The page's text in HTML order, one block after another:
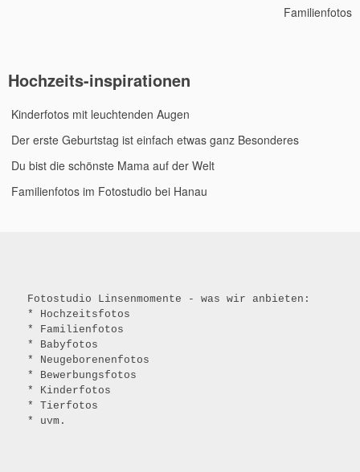
Familienfotos
Hochzeits-inspirationen
Kinderfotos mit leuchtenden Augen
Der erste Geburtstag ist einfach etwas ganz Besonderes
Du bist die schönste Mama auf der Welt
Familienfotos im Fotostudio bei Hanau
Fotostudio Linsenmomente - was wir anbieten:
* Hochzeitsfotos
* Familienfotos
* Babyfotos
* Neugeborenenfotos
* Bewerbungsfotos
* Kinderfotos
* Tierfotos
* uvm.